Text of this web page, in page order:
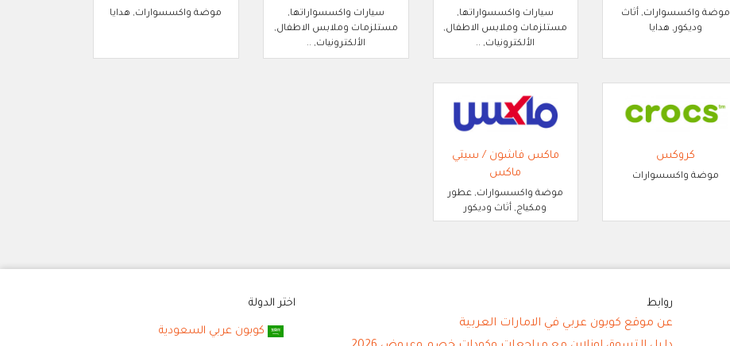
موضة واكسسوارات, أثاث
وديكور, هدايا
سيارات واكسسواراتها,
مستلزمات وملابس الاطفال,
الألكترونيات, ..
سيارات واكسسواراتها,
مستلزمات وملابس الاطفال,
الألكترونيات, ..
موضة واكسسوارات, هدايا
كروكس
موضة واكسسوارات
ماكس فاشون / سيتي
ماكس
موضة واكسسوارات, عطور
ومكياج, أثاث وديكور
روابط
عن موقع كوبون عربي في الامارات العربية
اختر الدولة
كوبون عربي السعودية